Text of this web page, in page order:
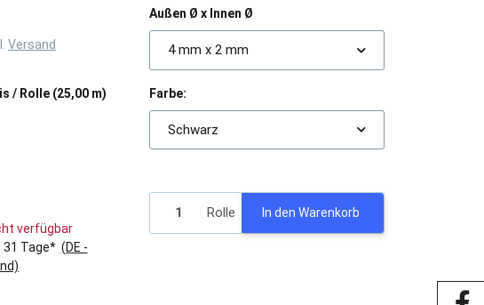
Versand
/ Rolle (25,00 m)
verfügbar
31 Tage* (DE -
Außen Ø x Innen Ø
4 mm x 2 mm
Farbe:
Schwarz
Rolle In den Warenkorb